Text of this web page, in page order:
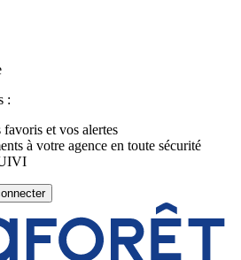
:
et vos alertes
à votre agence en toute sécurité